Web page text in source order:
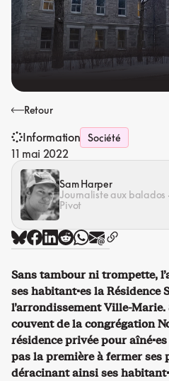
Retour
Information Société
11 mai 2022
Sam Harper
Journaliste aux balados ·
Pivot
Sans tambour ni trompette,
ses habitant·es la Résidence
l’arrondissement Ville-
couvent de la congrégation
résidence privée pour aîné·e
pas la première à fermer ses
déracinant ainsi ses